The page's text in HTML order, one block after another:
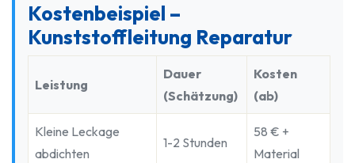
Kostenbeispiel –
Kunststoffleitung Reparatur
Leistung
Dauer
(Schätzung)
Kosten
(ab)
Kleine Leckage
abdichten
1-2 Stunden
58 € +
Material